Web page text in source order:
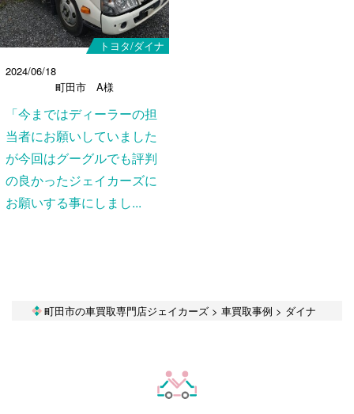
トヨタ/ダイナ
2024/06/18
町田市 A様
「今まではディーラーの担
当者にお願いしていました
が今回はグーグルでも評判
の良かったジェイカーズに
お願いする事にしまし...
町田市の車買取専門店ジェイカーズ> 車買取事例 > ダイナ